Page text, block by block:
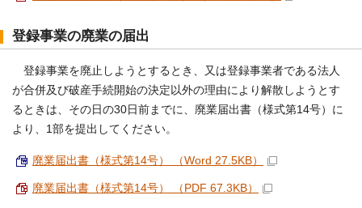
登録事業の廃業の届出
登録事業を廃止しようとするとき、又は登録事業者である法人
が合併及び破産手続開始の決定以外の理由により解散しようとす
るときは、その日の30日前までに、廃業届出書（様式第14号）に
より、1部を提出してください。
廃業届出書（様式第14号） （Word 27.5KB）
廃業届出書（様式第14号） （PDF 67.3KB）